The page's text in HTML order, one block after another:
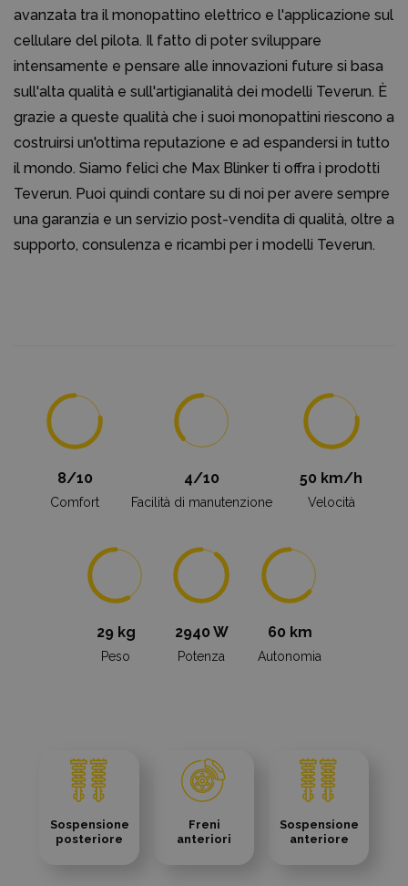
avanzata tra il monopattino elettrico e l'applicazione sul
cellulare del pilota. Il fatto di poter sviluppare
intensamente e pensare alle innovazioni future si basa
sull'alta qualità e sull'artigianalità dei modelli Teverun. È
grazie a queste qualità che i suoi monopattini riescono a
costruirsi un'ottima reputazione e ad espandersi in tutto
il mondo. Siamo felici che Max Blinker ti offra i prodotti
Teverun. Puoi quindi contare su di noi per avere sempre
una garanzia e un servizio post-vendita di qualità, oltre a
supporto, consulenza e ricambi per i modelli Teverun.
8/10
Comfort
4/10
Facilità di manutenzione
50 km/h
Velocità
29 kg
Peso
2940 W
Potenza
60 km
Autonomia
Sospensione
posteriore
Freni
anteriori
Sospensione
anteriore